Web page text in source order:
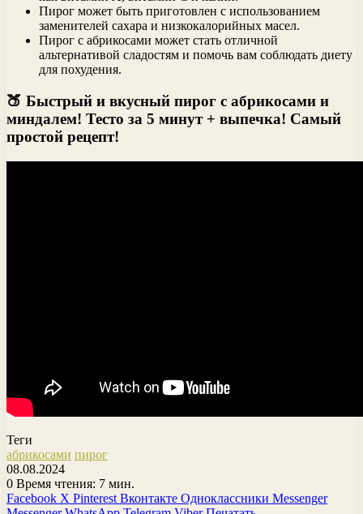
Пирог может быть приготовлен с использованием
заменителей сахара и низкокалорийных масел.
Пирог с абрикосами может стать отличной
альтернативой сладостям и помочь вам соблюдать диету
для похудения.
🍑 Быстрый и вкусный пирог с абрикосами и
миндалем! Тесто за 5 минут + выпечка! Самый
простой рецепт!
Теги
абрикосами пирог
08.08.2024
0 Время чтения: 7 мин.
Facebook X Pinterest Вконтакте Одноклассники Messenger